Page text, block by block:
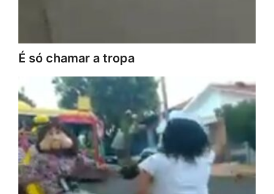
É só chamar a tropa